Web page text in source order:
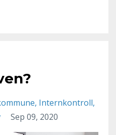
Internkontroll
Sep 09, 2020